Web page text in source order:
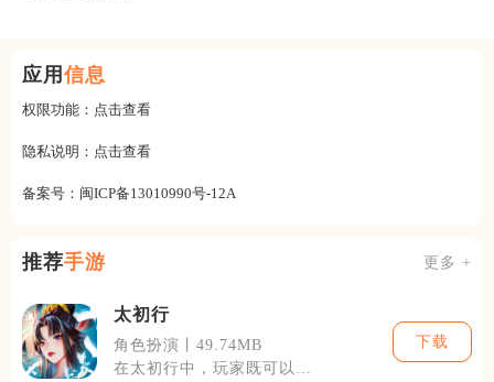
应用 信息
权限功能： 点击查看
隐私说明： 点击查看
备案号： 闽ICP备13010990号-12A
推荐手游 更多 +
太初行
角色扮演丨49.74MB
在太初行中，玩家既可以享
下载